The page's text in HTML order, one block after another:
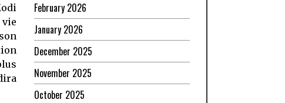
February 2026
January 2026
December 2025
November 2025
October 2025